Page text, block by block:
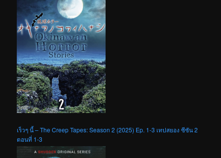
เร็วๆ นี้ – The Creep Tapes: Season 2 (2025) Ep. 1-3 เทปสยอง ซีซัน 2
ตอนที่ 1-3